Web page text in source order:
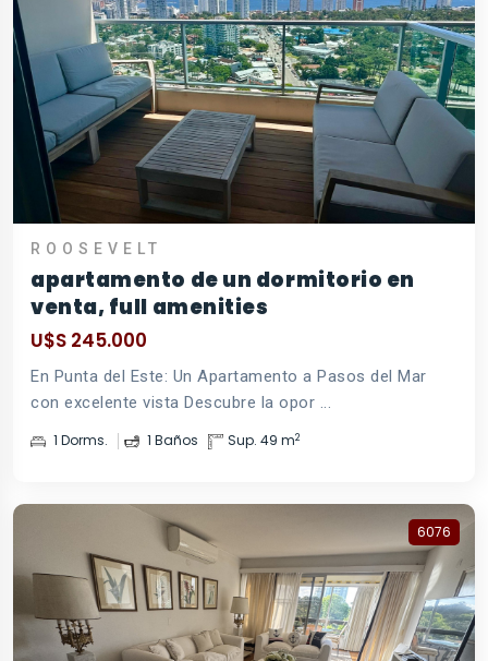
ROOSEVELT
apartamento de un dormitorio en
venta, full amenities
U$S 245.000
En Punta del Este: Un Apartamento a Pasos del Mar
con excelente vista Descubre la opor ...
1 Dorms. 1 Baños Sup. 49 m2
6076